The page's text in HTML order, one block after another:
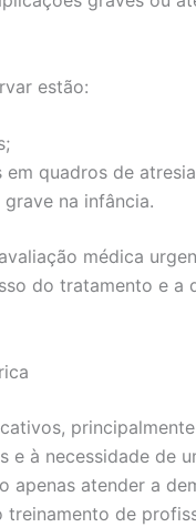
estão:
em quadros de
na infância.
médica
do tratamento e a
e à necessidade de
apenas atender a
treinamento de